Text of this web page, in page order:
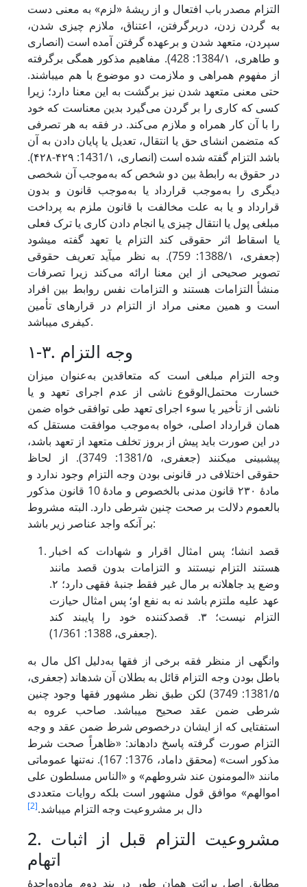
التزام مصدر باب افتعال و از ریشۀ «لزم» به معنی دست
به گردن زدن، دربرگرفتن، اعتناق، ملازم چیزی شدن،
سپردن، متعهد شدن و برعهده گرفتن آمده است (انصاری
و طاهری، 1384/۱: 428). مفاهیم مذکور همگی برگرفته
از مفهوم همراهی و ملازمت دو موضوع با هم می‏باشند.
حتی معنی متعهد شدن نیز برگشت به این معنا دارد؛ زیرا
کسی که کاری را بر گردن می‌گیرد بدین معناست که خود
را با آن کار همراه و ملازم می‌کند. در فقه به هر تصرفی
که متضمن انشای حق یا انتقال، تعدیل یا پایان‌ دادن به آن
باشد التزام گفته شده است (انصاری، 1431/۱: ۴۲۹-۴۲۸).
در حقوق به رابطۀ بین دو شخص که به‌موجب آن شخصی
دیگری را به‌موجب قرارداد یا به‌موجب قانون و بدون
قرارداد و یا به علت مخالفت با قانون ملزم به پرداخت
مبلغی پول یا انتقال چیزی یا انجام‌ دادن کاری یا ترک فعلی
یا اسقاط اثر حقوقی کند التزام یا تعهد گفته می‏شود
(جعفری، 1388/۱: 759). به نظر می‏آید تعریف حقوقی
تصویر صحیحی از این معنا ارائه می‌کند زیرا تصرفات
منشأ التزامات هستند و التزامات نفس روابط بین افراد
است و همین معنی مراد از التزام در قرارهای تأمین
کیفری می‏باشد.
۱-۳. وجه التزام
وجه التزام مبلغی است که متعاقدین به‌عنوان میزان
خسارت محتمل‌الوقوع ناشی از عدم اجرای تعهد و یا
ناشی از تأخیر یا سوء اجرای تعهد طی توافقی خواه ضمن
همان قرارداد اصلی، خواه به‌موجب موافقت مستقل که
در این صورت باید پیش از بروز تخلف متعهد از تعهد باشد،
پیش‏بینی می‏کنند (جعفری، 1381/۵: 3749). از لحاظ
حقوقی اختلافی در قانونی ‌بودن وجه التزام وجود ندارد و
مادۀ ۲۳۰ قانون مدنی بالخصوص و مادۀ 10 قانون مذکور
بالعموم دلالت بر صحت چنین شرطی دارد. البته مشروط
بر آنکه واجد عناصر زیر باشد:
قصد انشا؛ پس امثال اقرار و شهادات که اخبار
هستند التزام نیستند و التزامات بدون قصد مانند
وضع ید جاهلانه بر مال غیر فقط جنبۀ فقهی دارد؛ ۲.
عهد علیه ملتزم باشد نه به نفع او؛ پس امثال حیازت
التزام نیست؛ ۳. قصدکننده خود را پایبند کند
(جعفری، 1388: 1/361).
وانگهی از منظر فقه برخی از فقها به‌دلیل اکل مال به
باطل بودن وجه التزام قائل به بطلان آن شده‏اند (جعفری،
1381/۵: 3749) لکن طبق نظر مشهور فقها وجود چنین
شرطی ضمن عقد صحیح می‏باشد. صاحب عروه به
استفتایی که از ایشان درخصوص شرط ضمن عقد و وجه
التزام صورت‌ گرفته پاسخ داده‏اند: «ظاهراً صحت شرط
مذکور است» (محقق داماد، 1376: 167). نه‌تنها عموماتی
مانند «المومنون عند شروطهم» و «الناس مسلطون علی
اموالهم» موافق قول مشهور است بلکه روایات متعددی
دال بر مشروعیت وجه التزام می‏باشد.[2]
2. مشروعیت التزام قبل از اثبات
اتهام
مطابق اصل برائت همان طور در بند دوم ماده‌واحدۀ